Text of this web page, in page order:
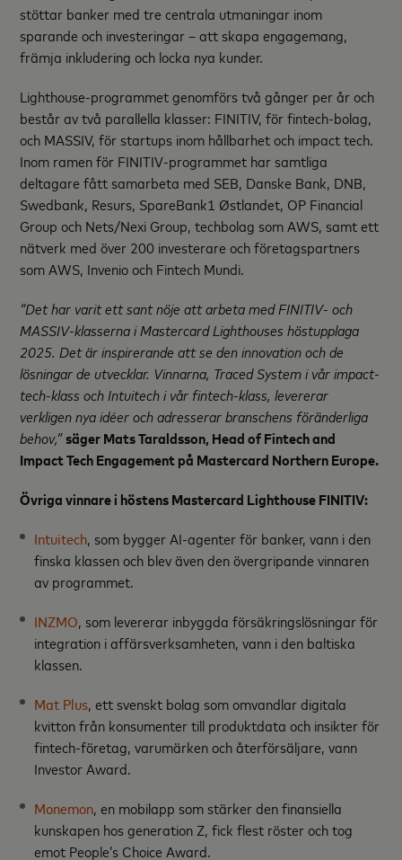
stöttar banker med tre centrala utmaningar inom
sparande och investeringar – att skapa engagemang,
främja inkludering och locka nya kunder.
Lighthouse-programmet genomförs två gånger per år och
består av två parallella klasser: FINITIV, för fintech-bolag,
och MASSIV, för startups inom hållbarhet och impact tech.
Inom ramen för FINITIV-programmet har samtliga
deltagare fått samarbeta med SEB, Danske Bank, DNB,
Swedbank, Resurs, SpareBank1 Østlandet, OP Financial
Group och Nets/Nexi Group, techbolag som AWS, samt ett
nätverk med över 200 investerareoch företagspartners
som AWS, Invenio och Fintech Mundi.
“Det har varit ett sant nöje att arbeta med FINITIV- och
MASSIV-klasserna i Mastercard Lighthouses höstupplaga
2025. Det är inspirerande att se den innovation och de
lösningar de utvecklar. Vinnarna, Traced System i vår impact-
tech-klass och Intuitech i vår fintech-klass, levererar
verkligen nya idéer och adresserar branschens föränderliga
behov,”säger Mats Taraldsson, Head of Fintech and
Impact Tech Engagement på Mastercard Northern Europe.
Övriga vinnare i höstens Mastercard Lighthouse FINITIV:
Intuitech, som bygger AI-agenter för banker, vann i den
finska klassen och blev även den övergripande vinnaren
av programmet.
INZMO, som levererar inbyggda försäkringslösningar för
integration i affärsverksamheten, vann i den baltiska
klassen.
Mat Plus, ett svenskt bolag som omvandlar digitala
kvitton från konsumenter till produktdata och insikter för
fintech-företag, varumärken och återförsäljare, vann
Investor Award.
Monemon, en mobilapp som stärker den finansiella
kunskapen hos generation Z, fick flest röster och tog
emot People’s Choice Award.